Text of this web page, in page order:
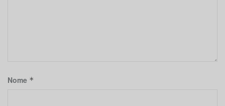
Nome *